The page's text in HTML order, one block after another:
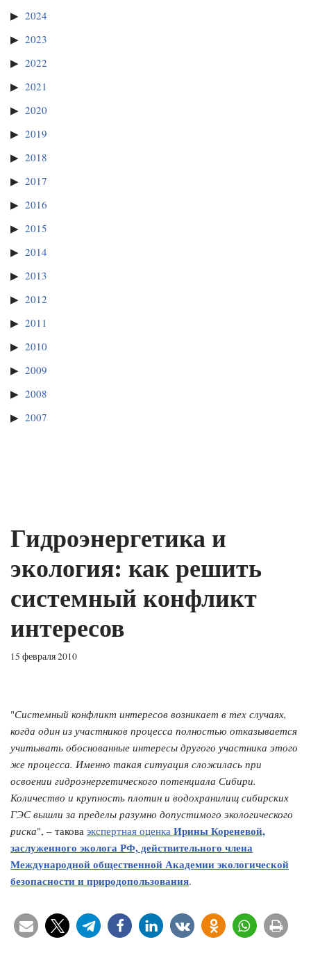
2024
2023
2022
2021
2020
2019
2018
2017
2016
2015
2014
2013
2012
2011
2010
2009
2008
2007
Гидроэнергетика и
экология: как решить
системный конфликт
интересов
15 февраля 2010
"Системный конфликт интересов возникает в тех случаях,
когда один из участников процесса полностью отказывается
учитывать обоснованные интересы другого участника этого
же процесса. Именно такая ситуация сложилась при
освоении гидроэнергетического потенциала Сибири.
Количество и крупность плотин и водохранилищ сибирских
ГЭС вышли за пределы разумно допустимого экологического
риска", – такова экспертная оценка Ирины Кореневой,
заслуженного эколога РФ, действительного члена
Международной общественной Академии экологической
безопасности и природопользования.